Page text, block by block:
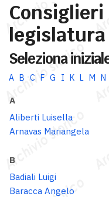
legislatura
Seleziona
A B C F G I K L M N
A
Aliberti Luisella
Arnavas Mariangela
B
Badiali Luigi
Baracca Angelo